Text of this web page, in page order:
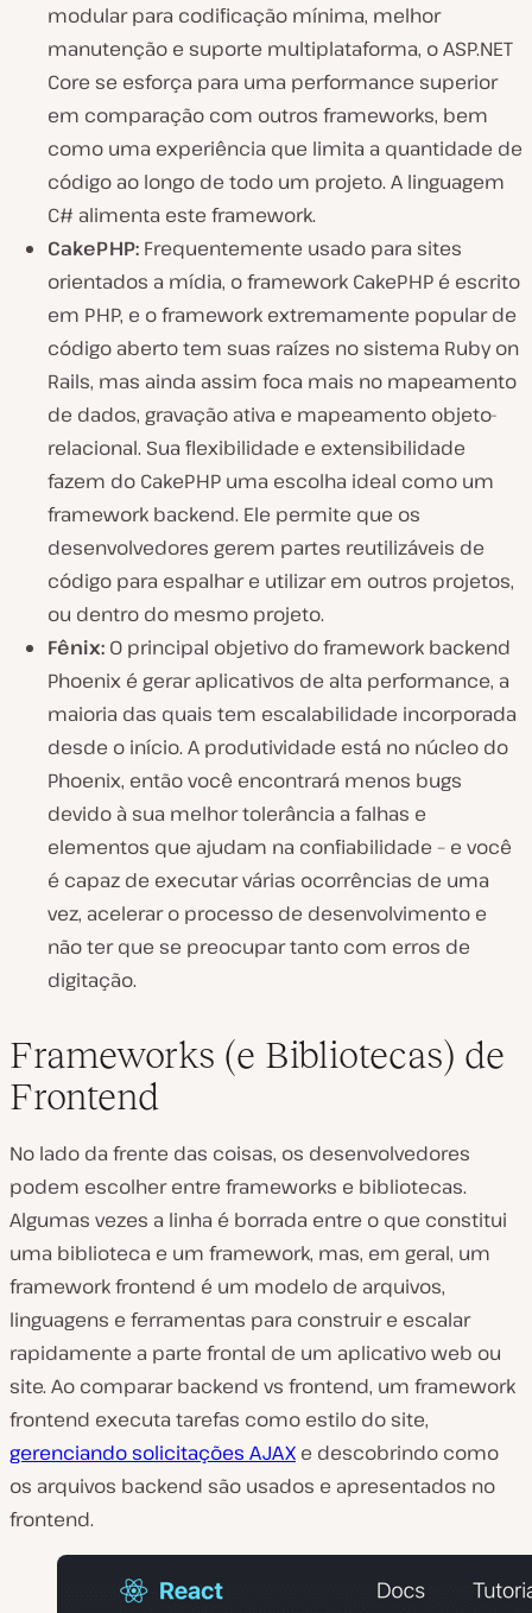
modular para codificação mínima, melhor
manutenção e suporte multiplataforma, o ASP.NET
Core se esforça para uma performance superior
em comparação com outros frameworks, bem
como uma experiência que limita a quantidade de
código ao longo de todo um projeto. A linguagem
C# alimenta este framework.
CakePHP: Frequentemente usado para sites
orientados a mídia, o framework CakePHP é escrito
em PHP, e o framework extremamente popular de
código aberto tem suas raízes no sistema Ruby on
Rails, mas ainda assim foca mais no mapeamento
de dados, gravação ativa e mapeamento objeto-
relacional. Sua flexibilidade e extensibilidade
fazem do CakePHP uma escolha ideal como um
framework backend. Ele permite que os
desenvolvedores gerem partes reutilizáveis de
código para espalhar e utilizar em outros projetos,
ou dentro do mesmo projeto.
Fênix: O principal objetivo do framework backend
Phoenix é gerar aplicativos de alta performance, a
maioria das quais tem escalabilidade incorporada
desde o início. A produtividade está no núcleo do
Phoenix, então você encontrará menos bugs
devido à sua melhor tolerância a falhas e
elementos que ajudam na confiabilidade – e você
é capaz de executar várias ocorrências de uma
vez, acelerar o processo de desenvolvimento e
não ter que se preocupar tanto com erros de
digitação.
Frameworks (e Bibliotecas) de
Frontend
No lado da frente das coisas, os desenvolvedores
podem escolher entre frameworks e bibliotecas.
Algumas vezes a linha é borrada entre o que constitui
uma biblioteca e um framework, mas, em geral, um
framework frontend é um modelo de arquivos,
linguagens e ferramentas para construir e escalar
rapidamente a parte frontal de um aplicativo web ou
site. Ao comparar backend vs frontend, um framework
frontend executa tarefas como estilo do site,
gerenciando solicitações AJAX e descobrindo como
os arquivos backend são usados e apresentados no
frontend.